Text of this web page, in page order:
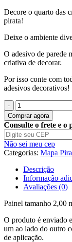
Decore o quarto das
pirata!
Deixe o ambiente
O adesivo de parede
criativa de decorar.
Por isso conte com
adesivos decorativos!
Quantidade
de
Painel
Adesivo
Infantil
Mapas
Mundi
Pirata
M03
Comprar agora
Consulte o frete e o
Não sei meu cep
Categorias: Mapa
Descrição
Informação
Avaliações (0)
Painel tamanho 2,00
O produto é enviado
um ao lado do outro
de aplicação.